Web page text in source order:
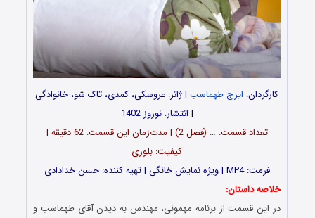
کارگردان: ایرج طهماسب | ژانر: عروسکی، کمدی، تاک شو، خانوادگی
| انتشار: نوروز 1402
تعداد قسمت: … (فصل 2) | مدت‌زمان این قسمت: 62 دقیقه |
کیفیت: بلوری
فرمت: MP4 | ویژه نمایش خانگی | تهیه کننده: حسن خدادادی
خلاصه داستان:
در این قسمت از برنامه مهمونی، مهندس به دیدن آقای طهماسب و